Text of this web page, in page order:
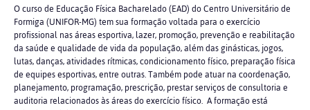
O curso de Educação Física Bacharelado (EAD) do Centro Universitário de
Formiga (UNIFOR-MG) tem sua formação voltada para o exercício
profissional nas áreas esportiva, lazer, promoção, prevenção e reabilitação
da saúde e qualidade de vida da população, além das ginásticas, jogos,
lutas, danças, atividades rítmicas, condicionamento físico, preparação física
de equipes esportivas, entre outras. Também pode atuar na coordenação,
planejamento, programação, prescrição, prestar serviços de consultoria e
auditoria relacionados às áreas do exercício físico. A formação está